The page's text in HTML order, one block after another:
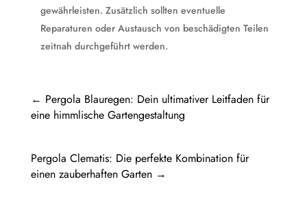
gewährleisten. Zusätzlich sollten eventuelle
Reparaturen oder Austausch von beschädigten Teilen
zeitnah durchgeführt werden.
← Pergola Blauregen: Dein ultimativer Leitfaden für
eine himmlische Gartengestaltung
Pergola Clematis: Die perfekte Kombination für
einen zauberhaften Garten→